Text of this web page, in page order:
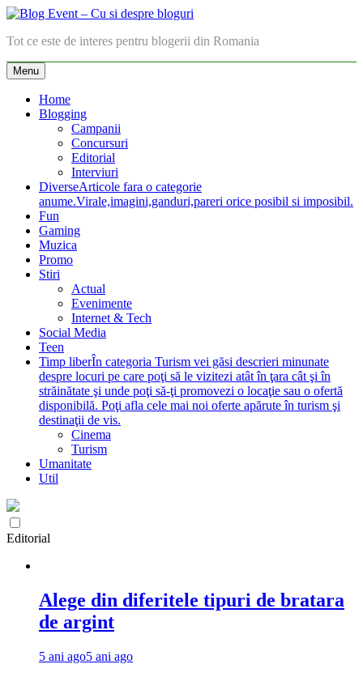
Skip
content
Blog Event – Cu si despre bloguri
Tot ce este de interes pentru blogerii din Romania
Menu
Home
Blogging
Campanii
Concursuri
Editorial
Interviuri
DiverseArticole fara o categorie
anume.Virale,imagini,ganduri,pareri orice posibil si imposibil.
Fun
Gaming
Muzica
Promo
Stiri
Actual
Evenimente
Internet & Tech
Social Media
Teen
Timp liberÎn categoria Turism vei găsi descrieri minunate
despre locuri pe care poţi să le vizitezi atât în ţara cât şi în
străinătate şi unde poţi să-ţi promovezi o locaţie sau o ofertă
disponibilă. Poţi afla cele mai noi oferte apărute în turism şi
destinaţii de vis.
Cinema
Turism
Umanitate
Util
Editorial
Alege din diferitele tipuri de bratara
de argint
5 ani ago5 ani ago